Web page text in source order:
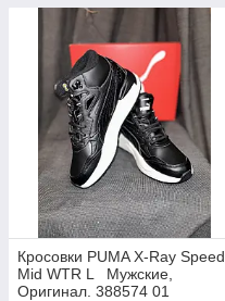
Кросовки PUMA X-Ray Speed
Mid WTR L Мужские,
Оригинал. 388574 01